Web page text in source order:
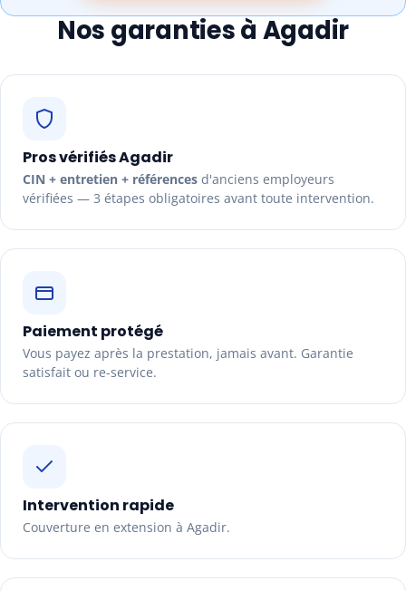
Nos garanties à Agadir
Pros vérifiés Agadir
CIN + entretien + références d'anciens employeurs
vérifiées — 3 étapes obligatoires avant toute intervention.
Paiement protégé
Vous payez après la prestation, jamais avant. Garantie
satisfait ou re-service.
Intervention rapide
Couverture en extension à Agadir.